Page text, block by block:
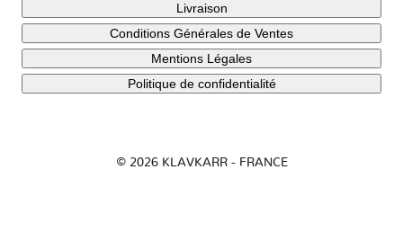
Livraison
Conditions Générales de Ventes
Mentions Légales
Politique de confidentialité
© 2026 KLAVKARR - FRANCE